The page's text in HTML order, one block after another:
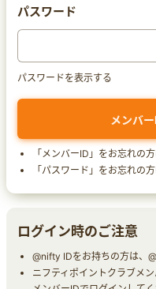
パスワード
パスワードを表示する
「メンバーID」をお忘れの
「パスワード」をお忘れの
ログイン時のご注意
@nifty IDをお持ちの方は、
ニフティポイントクラブメ